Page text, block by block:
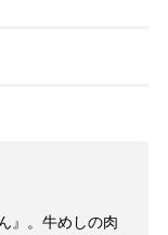
』。牛めしの肉